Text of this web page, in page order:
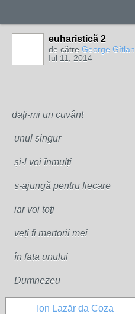
euharistică 2
de către George Gîtlan
Iul 11, 2014
dați-mi un cuvânt
unul singur
și-l voi înmulți
s-ajungă pentru fiecare
iar voi toți
veți fi martorii mei
în fața unului
Dumnezeu
Ion Lazăr da Coza